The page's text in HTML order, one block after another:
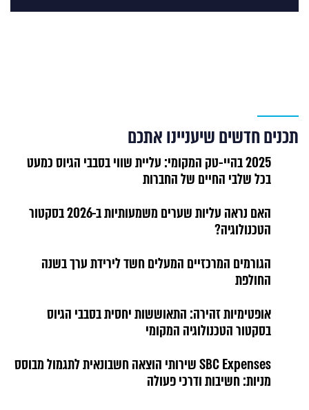
תכנים חדשים שיעניינו אתכם
2025 בהיי-טק המקומי: עליית שווי בסבבי הגיוס כמעט
בכל שלבי החיים של החברות
האם נראה עליות שערים משמעותיות ב-2026 בסקטור
הטכנולוגיה?
הגורמים המרכזיים המעלים חשד לירידת ערך בשנה
החולפת
אופטימיות זהירה: התאוששות יחסית בסבבי הגיוס
בסקטור הטכנולוגיה המקומי
SBC Expenses שירותי הוצאה חשבונאית לתגמול מבוסס
מניות: חשיבות ודרכי פעולה